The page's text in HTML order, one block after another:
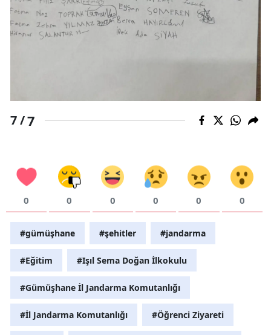
7 /7
0 0 0 0 0 0
#gümüşhane #şehitler #jandarma
#Eğitim #Işıl Sema Doğan İlkokulu
#Gümüşhane İl Jandarma Komutanlığı
#İl Jandarma Komutanlığı #Öğrenci Ziyareti